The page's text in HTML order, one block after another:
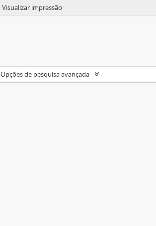
Visualizar impressão
Opções de pesquisa avançada